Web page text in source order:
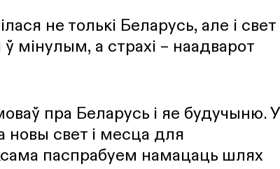
не толькі Беларусь, але і свет
мінулым, а страхі – наадварот
пра Беларусь і яе будучыню. У
свет і месца для
паспрабуем намацаць шлях